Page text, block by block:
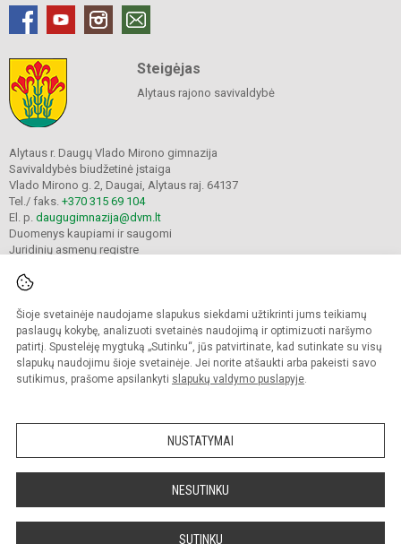
Šioje svetainėje naudojame slapukus siekdami užtikrinti jums teikiamų
paslaugų kokybę, analizuoti svetainės naudojimą ir optimizuoti naršymo
patirtį. Spustelėję mygtuką „Sutinku“, jūs patvirtinate, kad sutinkate su visų
slapukų naudojimu šioje svetainėje. Jei norite atšaukti arba pakeisti savo
sutikimus, prašome apsilankyti slapukų valdymo puslapyje.
NUSTATYMAI
NESUTINKU
SUTINKU
Steigėjas
Alytaus rajono savivaldybė
Alytaus r. Daugų Vlado Mirono gimnazija
Savivaldybės biudžetinė įstaiga
Vlado Mirono g. 2, Daugai, Alytaus raj. 64137
Tel./ faks. +370 315 69 104
El. p. daugugimnazija@dvm.lt
Duomenys kaupiami ir saugomi
Juridinių asmenų registre
© 2024. Alytaus r. Daugų Vlado Mirono gimnazija. Visos teisės saugomos.
Kopijuoti turinį be raštiško įstaigos administracijos sutikimo griežtai draudžiama.
Prieinamumo paraiška Slapukų valdymas